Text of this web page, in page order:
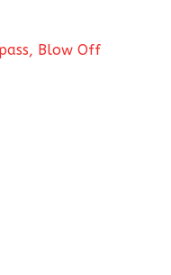
Blow Off